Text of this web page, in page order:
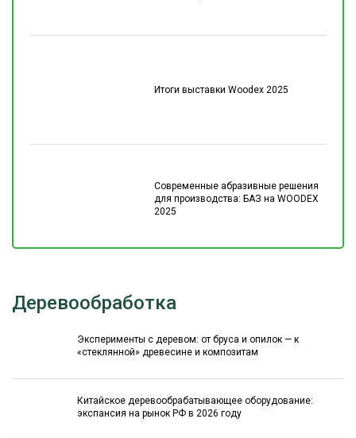
Итоги выставки Woodex 2025
Современные абразивные решения
для производства: БАЗ на WOODEX
2025
Деревообработка
Эксперименты с деревом: от бруса и опилок — к
«стеклянной» древесине и композитам
Китайское деревообрабатывающее оборудование:
экспансия на рынок РФ в 2026 году